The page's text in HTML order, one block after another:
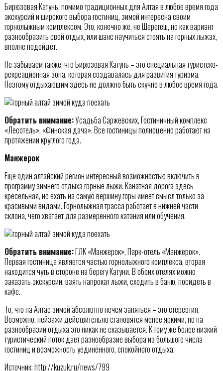
Бирюзовая Катунь, помимо традиционных для Алтая в любое время года
экскурсий и широкого выбора гостиниц, зимой интересна своим
горнолыжным комплексом. Это, конечно же, не Шерегеш, но как вариант
разнообразить свой отдых, или шанс научиться стоять на горных лыжах,
вполне подойдёт.
Не забываем также, что Бирюзовая Катунь – это специальная туристско-
рекреационная зона, которая создавалась для развития туризма.
Поэтому отдыхающим здесь не должно быть скучно в любое время года.
Обратить внимание:Усадьба Саржевских, Гостиничный комплекс
«Лесотель», «Финская дача». Все гостиницы полноценно работают на
протяжении круглого года.
Манжерок
Еще один алтайский регион интересный возможностью включить в
программу зимнего отдыха горные лыжи. Канатная дорога здесь
кресельная, но ехать на самую вершину горы имеет смысл только за
красивыми видами. Горнолыжная трасса работает в нижней части
склона, чего хватает для размеренного катания или обучения.
Обратить внимание:ГЛК «Манжерок», Парк-отель «Манжерок».
Первая гостиница является частью горнолыжного комплекса, вторая
находится чуть в стороне на берегу Катуни. В обоих отелях можно
заказать экскурсии, взять напрокат лыжи, сходить в баню, посидеть в
кафе.
То, что на Алтае зимой абсолютно нечем заняться – это стереотип.
Возможно, пейзажи действительно становятся менее яркими, но на
разнообразии отдыха это никак не сказывается. К тому же более низкий
туристический поток даёт разнообразие выбора из большого числа
гостиниц и возможность уединённого, спокойного отдыха.
Источник: http://kuzuk.ru/news/799